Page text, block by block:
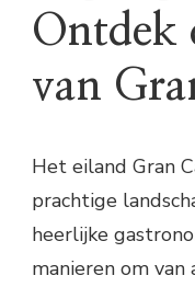
Ontdek
van
Het eiland Gran
prachtige
heerlijke
manieren om